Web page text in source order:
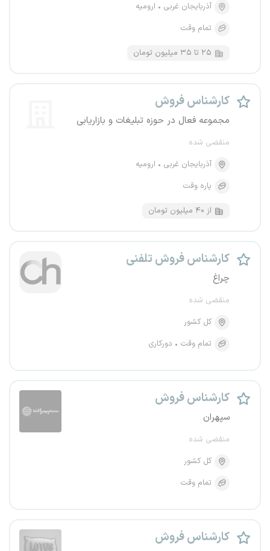
آذربایجان غربی
ارومیه
تمام وقت
۲۵ تا ۳۵ میلیون تومان
کارشناس فروش
مجموعه فعال در حوزه تبلیغات و بازاریابی
منقضی شده
آذربایجان غربی
ارومیه
پاره وقت
از ۴۰ میلیون تومان
کارشناس فروش تلفنی
چراغ
منقضی شده
کل کشور
تمام وقت
دورکاری
کارشناس فروش
سپهران
منقضی شده
کل کشور
تمام وقت
کارشناس فروش